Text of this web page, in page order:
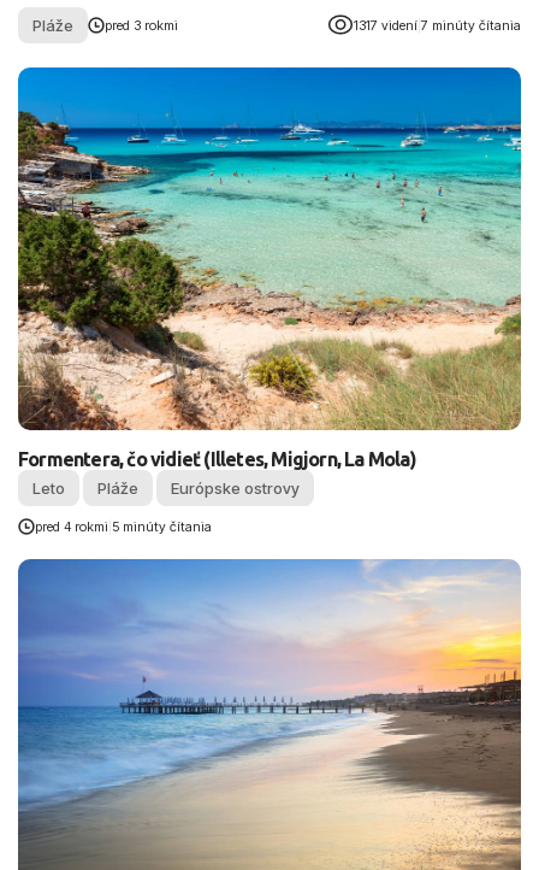
Pláže pred 3 rokmi 1317 videní|7 minúty čítania
Formentera, čo vidieť (Illetes, Migjorn, La Mola)
Leto Pláže Európske ostrovy
pred 4 rokmi 5 minúty čítania